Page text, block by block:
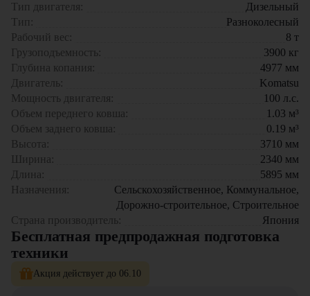
выполнять копку и погрузку
Маневренность
обеспечивают удобство
работы на ограниченных
Универсальность
экскаватора и фронтального
погрузчика, что снижает
дополнительной технике
Комфорт
современная кабина с
эргономичным управлением
и хорошей обзорностью
оператора
Где применяется Экскаватор-погрузчик Komatsu
Тип двигателя:
Дизельный
Тип:
Разноколесный
Рабочий вес:
8 т
Грузоподъемность:
3900 кг
Глубина копания:
4977 мм
Двигатель:
Komatsu
Мощность двигателя:
100 л.с.
Объем переднего ковша:
1.03 м³
Объем заднего ковша:
0.19 м³
Высота:
3710 мм
Ширина:
2340 мм
Длина:
5895 мм
Назначения:
Сельскохозяйственное, Коммунальное,
Дорожно-строительное, Строительное
Страна производитель:
Япония
Бесплатная предпродажная подготовка
техники
Акция действует до 06.10